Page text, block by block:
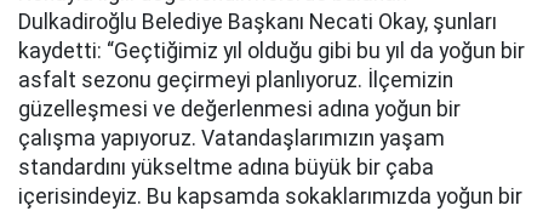
Dulkadiroğlu Belediye Başkanı Necati Okay, şunları
kaydetti: “Geçtiğimiz yıl olduğu gibi bu yıl da yoğun bir
asfalt sezonu geçirmeyi planlıyoruz. İlçemizin
güzelleşmesi ve değerlenmesi adına yoğun bir
çalışma yapıyoruz. Vatandaşlarımızın yaşam
standardını yükseltme adına büyük bir çaba
içerisindeyiz. Bu kapsamda sokaklarımızda yoğun bir